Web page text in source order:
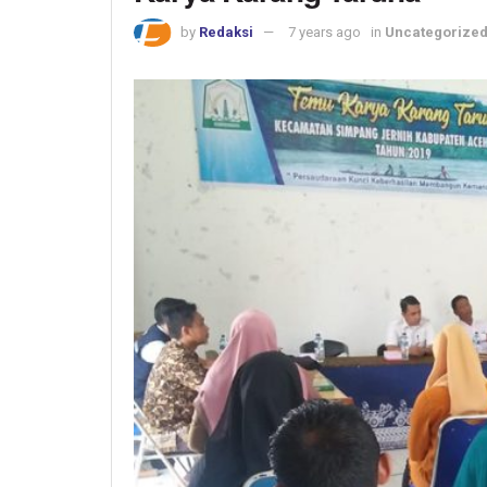
by Redaksi 7 years ago in Uncategorized